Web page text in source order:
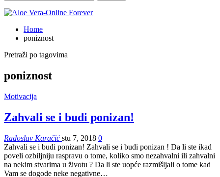
Home
poniznost
Pretraži po tagovima
poniznost
Motivacija
Zahvali se i budi ponizan!
Radoslav Karačićstu 7, 2018 0
Zahvali se i budi ponizan! Zahvali se i budi ponizan ! Da li ste ikad
poveli ozbiljniju raspravu o tome, koliko smo nezahvalni ili zahvalni
na nekim stvarima u životu ? Da li ste uopće razmišljali o tome kad
Vam se dogode neke negativne…